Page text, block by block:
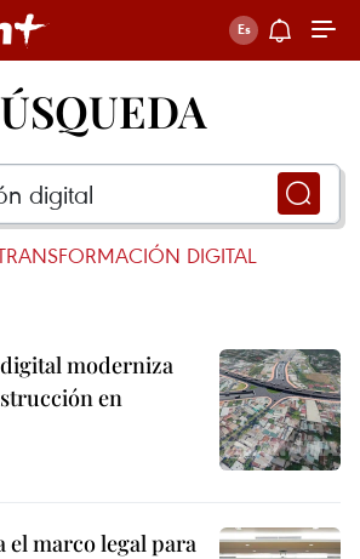
DIGITAL
moderniza
en
el marco legal para